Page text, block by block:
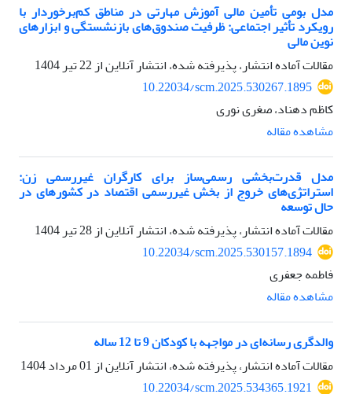
مدل بومی تأمین مالی آموزش مهارتی در مناطق کم‌برخوردار با
رویکرد تأثیر اجتماعی: ظرفیت صندوق‌های بازنشستگی و ابزارهای
نوین مالی
مقالات آماده انتشار، پذیرفته شده، انتشار آنلاین از22 تیر 1404
10.22034/scm.2025.530267.1895
کاظم دهناد، صغری نوری
مشاهده مقاله
مدل قدرت‌بخشی رسمی‌ساز برای کارگران غیررسمی زن:
استراتژی‌های خروج از بخش غیررسمی اقتصاد در کشورهای در
حال توسعه
مقالات آماده انتشار، پذیرفته شده، انتشار آنلاین از28 تیر 1404
10.22034/scm.2025.530157.1894
فاطمه جعفری
مشاهده مقاله
والدگری رسانه‌ای در مواجهه با کودکان 9 تا 12 ساله
مقالات آماده انتشار، پذیرفته شده، انتشار آنلاین از01 مرداد 1404
10.22034/scm.2025.534365.1921